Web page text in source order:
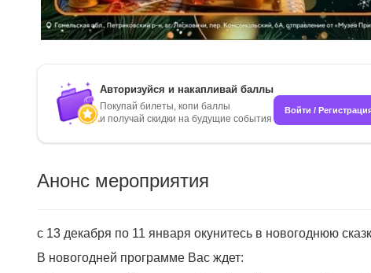
Авторизуйся и накапливай баллы
Покупай билеты, копи баллы
и получай скидки на будущие события
Войти /
Анонс мероприятия
с 13 декабря по 11 января окунитесь в новогоднюю
В новогодней программе Вас ждет: